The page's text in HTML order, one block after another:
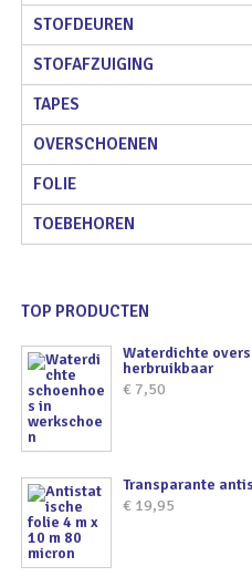
STOFDEUREN
STOFAFZUIGING
TAPES
OVERSCHOENEN
FOLIE
TOEBEHOREN
TOP PRODUCTEN
Waterdichte
herbruikbaar
€ 7,50
Transparante
€ 19,95